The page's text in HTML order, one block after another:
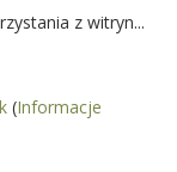
z witryn...
(Informacje